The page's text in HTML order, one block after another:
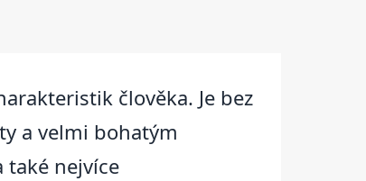
člověka. Je bez
a velmi bohatým
nejvíce